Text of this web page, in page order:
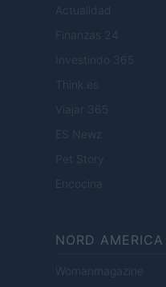
Actualidad
Finanzas 24
Investindo 365
Think.es
Viajar 365
ES Newz
Pet Story
Encocina
NORD AMERICA
Womanmagazine